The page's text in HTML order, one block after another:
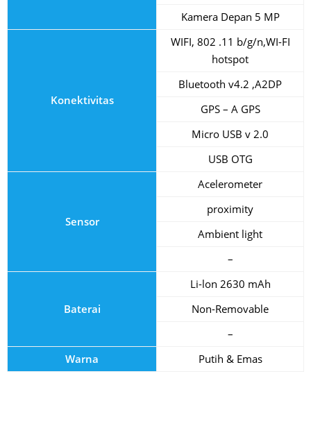
Kamera Depan 5 MP
Konektivitas
WIFI, 802 .11 b/g/n,WI-FI
hotspot
Bluetooth v4.2 ,A2DP
GPS – A GPS
Micro USB v 2.0
USB OTG
Sensor
Acelerometer
proximity
Ambient light
–
Baterai
Li-lon 2630 mAh
Non-Removable
–
Warna
Putih & Emas